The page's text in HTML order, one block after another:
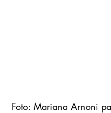
Foto: Mariana Arnoni